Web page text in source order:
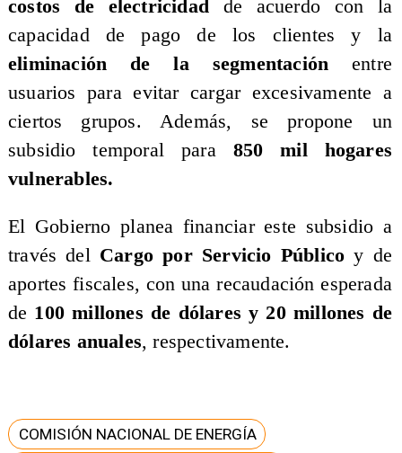
costos de electricidad de acuerdo con la
capacidad de pago de los clientes y la
eliminación de la segmentación entre
usuarios para evitar cargar excesivamente a
ciertos grupos. Además, se propone un
subsidio temporal para 850 mil hogares
vulnerables.
​El Gobierno planea financiar este subsidio a
través delCargo por Servicio Público y de
aportes fiscales, con una recaudación esperada
de 100 millones de dólares y 20 millones de
dólares anuales, respectivamente.
COMISIÓN NACIONAL DE ENERGÍA